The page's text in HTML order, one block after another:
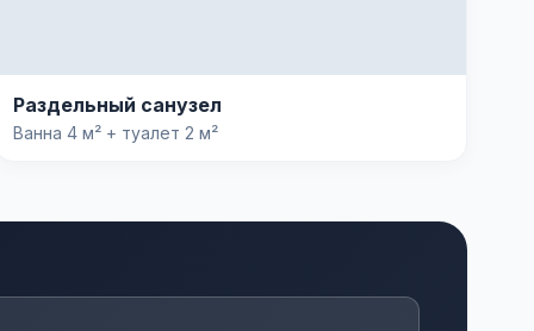
Раздельный санузел
Ванна 4 м² + туалет 2 м²